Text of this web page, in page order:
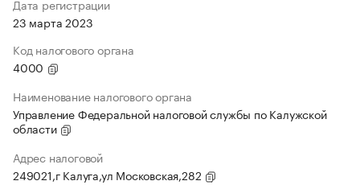
Дата регистрации
23 марта 2023
Код налогового органа
4000
Наименование налогового органа
Управление Федеральной налоговой службы по Калужской
области
Адрес налоговой
249021,г Калуга,ул Московская,282